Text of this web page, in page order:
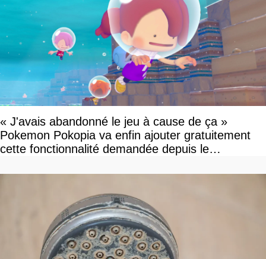
« J'avais abandonné le jeu à cause de ça »
Pokemon Pokopia va enfin ajouter gratuitement
cette fonctionnalité demandée depuis le